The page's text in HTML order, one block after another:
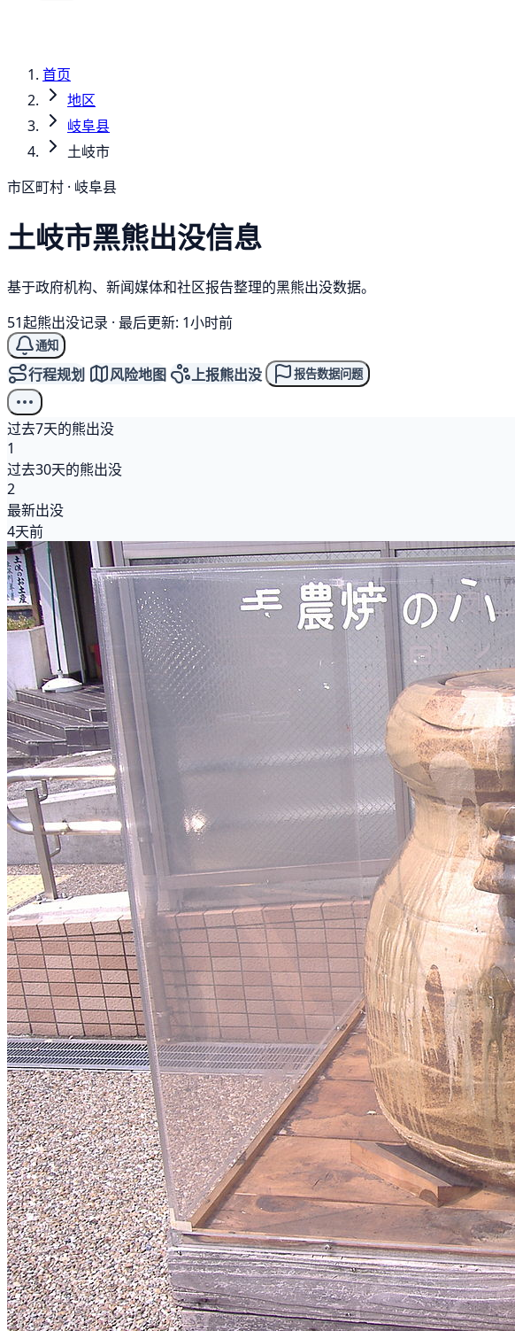
首页
地区
岐阜县
土岐市
市区町村 · 岐阜县
土岐市黑熊出没信息
基于政府机构、新闻媒体和社区报告整理的黑熊出没数据。
51起熊出没记录 · 最后更新: 1小时前
通知
行程规划 风险地图 上报熊出没 报告数据问题
过去7天的熊出没
1
过去30天的熊出没
2
最新出没
4天前